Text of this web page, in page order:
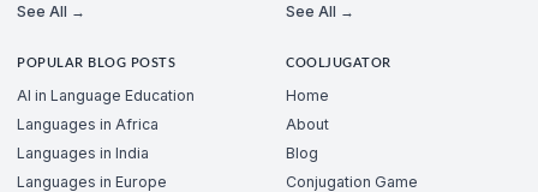
See All →
See All →
POPULAR BLOG POSTS
AI in Language Education
Languages in Africa
Languages in India
Languages in Europe
COOLJUGATOR
Home
About
Blog
Conjugation Game